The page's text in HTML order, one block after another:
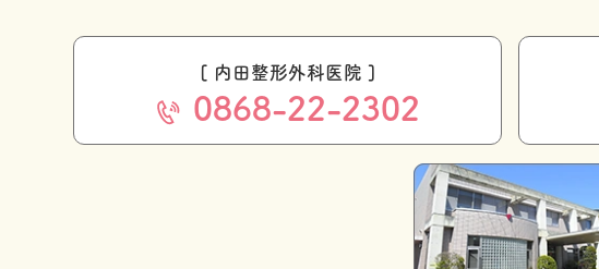
[ 内田整形外科医院 ]
0868-22-2302